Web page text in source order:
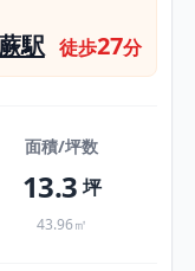
駅 徒歩27分
面積/坪数
13.3 坪
43.96㎡